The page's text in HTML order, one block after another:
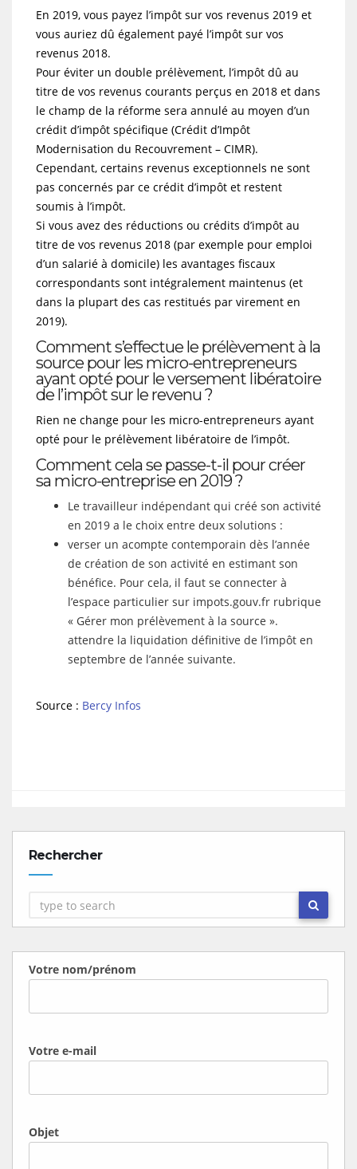
En 2019, vous payez l’impôt sur vos revenus 2019 et
vous auriez dû également payé l’impôt sur vos
revenus 2018.
Pour éviter un double prélèvement, l’impôt dû au
titre de vos revenus courants perçus en 2018 et dans
le champ de la réforme sera annulé au moyen d’un
crédit d’impôt spécifique (Crédit d’Impôt
Modernisation du Recouvrement – CIMR).
Cependant, certains revenus exceptionnels ne sont
pas concernés par ce crédit d’impôt et restent
soumis à l’impôt.
Si vous avez des réductions ou crédits d’impôt au
titre de vos revenus 2018 (par exemple pour emploi
d’un salarié à domicile) les avantages fiscaux
correspondants sont intégralement maintenus (et
dans la plupart des cas restitués par virement en
2019).
Comment s’effectue le prélèvement à la
source pour les micro-entrepreneurs
ayant opté pour le versement libératoire
de l’impôt sur le revenu ?
Rien ne change pour les micro-entrepreneurs ayant
opté pour le prélèvement libératoire de l’impôt.
Comment cela se passe-t-il pour créer
sa micro-entreprise en 2019 ?
Le travailleur indépendant qui créé son activité
en 2019 a le choix entre deux solutions :
verser un acompte contemporain dès l’année
de création de son activité en estimant son
bénéfice. Pour cela, il faut se connecter à
l’espace particulier sur impots.gouv.fr rubrique
« Gérer mon prélèvement à la source ».
attendre la liquidation définitive de l’impôt en
septembre de l’année suivante.
Source : Bercy Infos
Rechercher
Votre nom/prénom
Votre e-mail
Objet